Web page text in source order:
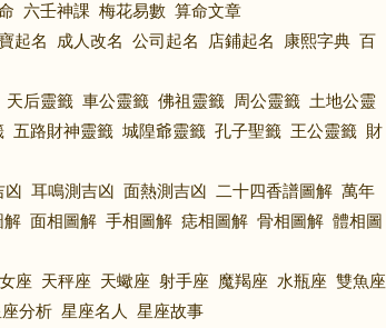
六壬神課 梅花易數 算命文章
起名 成人改名 公司起名 店鋪起名 康熙字典 百
天后靈籤 車公靈籤 佛祖靈籤 周公靈籤 土地公靈
五路財神靈籤 城隍爺靈籤 孔子聖籤 王公靈籤 財
凶 耳鳴測吉凶 面熱測吉凶 二十四香譜圖解 萬年
解 面相圖解 手相圖解 痣相圖解 骨相圖解 體相圖
座 天秤座 天蠍座 射手座 魔羯座 水瓶座 雙魚座
分析 星座名人 星座故事